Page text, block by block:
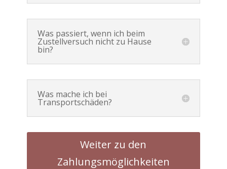
Was passiert, wenn ich beim
Zustellversuch nicht zu Hause
bin?
Was mache ich bei
Transportschäden?
Weiter zu den
Zahlungsmöglichkeiten